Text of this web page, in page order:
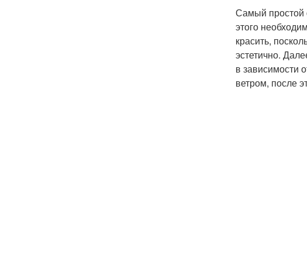
Самый простой
этого
красить,
эстетично.
в зависимости
ветром, после